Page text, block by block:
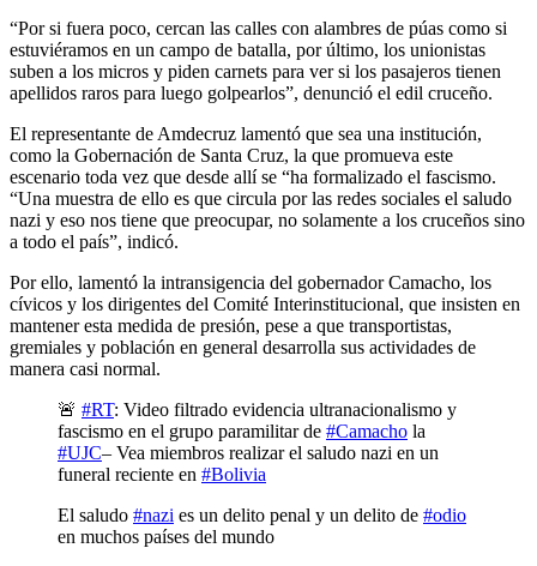
“Por si fuera poco, cercan las calles con alambres de púas como si
estuviéramos en un campo de batalla, por último, los unionistas
suben a los micros y piden carnets para ver si los pasajeros tienen
apellidos raros para luego golpearlos”, denunció el edil cruceño.
El representante de Amdecruz lamentó que sea una institución,
como la Gobernación de Santa Cruz, la que promueva este
escenario toda vez que desde allí se “ha formalizado el fascismo.
“Una muestra de ello es que circula por las redes sociales el saludo
nazi y eso nos tiene que preocupar, no solamente a los cruceños sino
a todo el país”, indicó.
Por ello, lamentó la intransigencia del gobernador Camacho, los
cívicos y los dirigentes del Comité Interinstitucional, que insisten en
mantener esta medida de presión, pese a que transportistas,
gremiales y población en general desarrolla sus actividades de
manera casi normal.
🚨 #RT: Video filtrado evidencia ultranacionalismo y
fascismo en el grupo paramilitar de #Camacho la
#UJC– Vea miembros realizar el saludo nazi en un
funeral reciente en #Bolivia
El saludo #nazi es un delito penal y un delito de #odio
en muchos países del mundo